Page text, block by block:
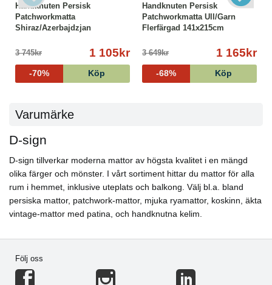
Handknuten Persisk
Patchworkmatta
Shiraz/Azerbajdzjan
3 745kr
1 105kr
-70% Köp
Handknuten Persisk
Patchworkmatta Ull/Garn
Flerfärgad 141x215cm
3 649kr 1 165kr
-68% Köp
Varumärke
D-sign
D-sign tillverkar moderna mattor av högsta kvalitet i en mängd
olika färger och mönster. I vårt sortiment hittar du mattor för alla
rum i hemmet, inklusive uteplats och balkong. Välj bl.a. bland
persiska mattor, patchwork-mattor, mjuka ryamattor, koskinn, äkta
vintage-mattor med patina, och handknutna kelim.
Följ oss